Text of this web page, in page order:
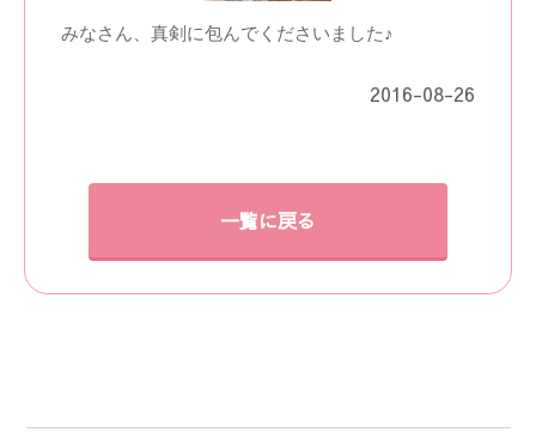
みなさん、真剣に包んでくださいました♪
2016-08-26
一覧に戻る